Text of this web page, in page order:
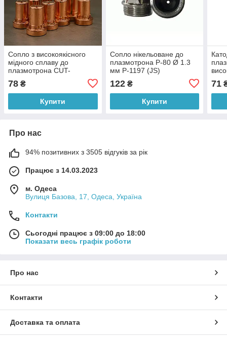
Сопло з високоякісного
мідного сплаву до
плазмотрона CUT-
78 ₴
Купити
Сопло нікельоване до
плазмотрона P-80 Ø 1.3
мм P-1197 (JS)
122₴
Купити
71
Про нас
94% позитивних з 3505 відгуків за рік
Працює з 14.03.2023
м. Одеса
Вулиця Базова, 17, Одеса, Україна
Контакти
Сьогодні працює з 09:00 до 18:00
Показати весь графік роботи
Про нас
Контакти
Доставка та оплата